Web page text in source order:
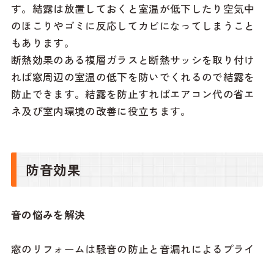
す。結露は放置しておくと室温が低下したり空気中
のほこりやゴミに反応してカビになってしまうこと
もあります。
断熱効果のある複層ガラスと断熱サッシを取り付け
れば窓周辺の室温の低下を防いでくれるので結露を
防止できます。結露を防止すればエアコン代の省エ
ネ及び室内環境の改善に役立ちます。
防音効果
音の悩みを解決
窓のリフォームは騒音の防止と音漏れによるプライ